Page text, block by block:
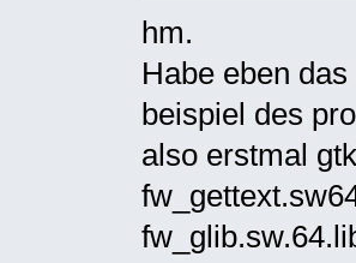
hm.
Habe eben
beispiel des
also erstmal